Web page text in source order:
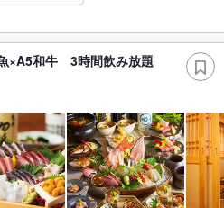
×A5和牛 3時間飲み放題